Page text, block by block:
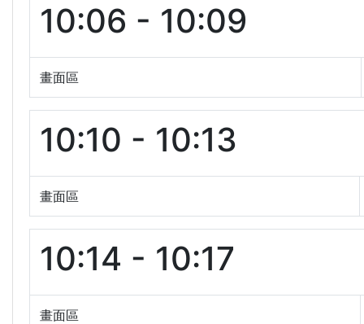
10:06 - 10:09
畫面區
10:10 - 10:13
畫面區
10:14 - 10:17
畫面區